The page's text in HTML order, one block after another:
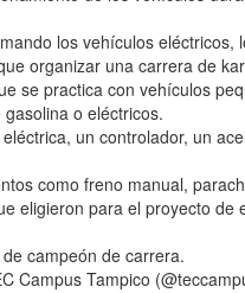
los vehículos eléctricos,
organizar una carrera de
se practica con vehículos
o eléctricos.
un controlador, un
como freno manual,
eligieron para el proyecto de
campeón de carrera.
Campus Tampico